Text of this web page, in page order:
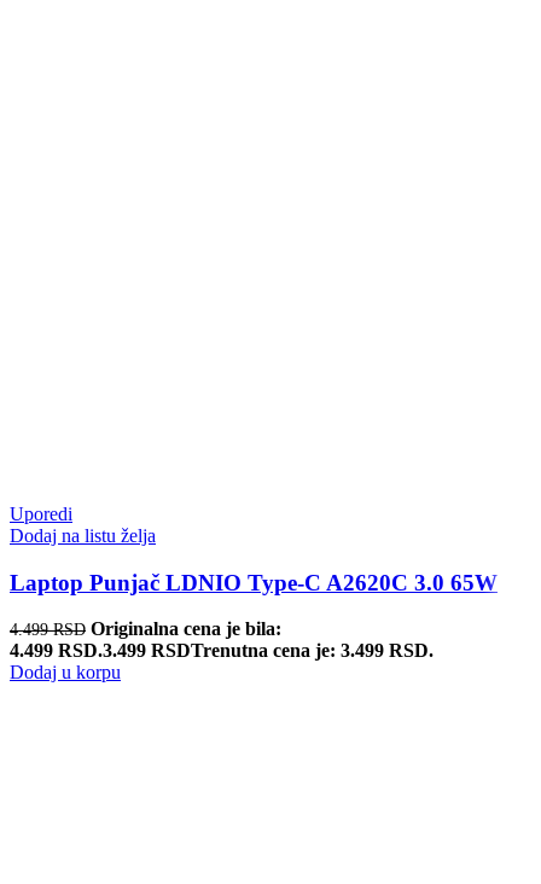
Uporedi
Dodaj na listu želja
Laptop Punjač LDNIO Type-C A2620C 3.0 65W
4.499RSD Originalna cena je bila:
4.499 RSD.3.499 RSDTrenutna cena je: 3.499 RSD.
Dodaj u korpu